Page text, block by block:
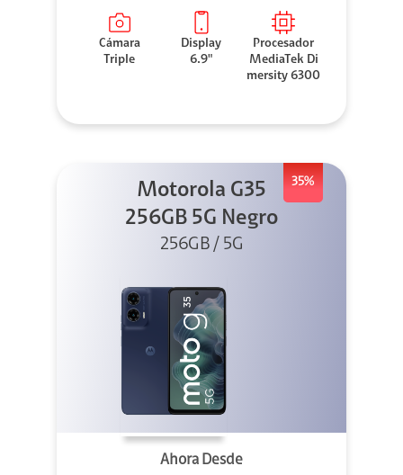
Cámara
Triple
Display
6.9"
Procesador
MediaTek Di
mersity 6300
35%
Motorola G35
256GB 5G Negro
256GB / 5G
Ahora Desde